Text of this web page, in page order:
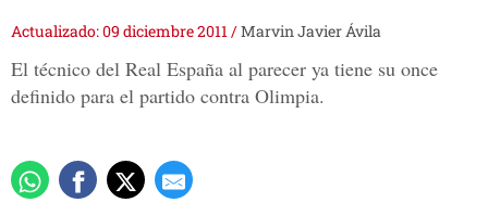
Actualizado: 09 diciembre 2011/Marvin Javier Ávila
El técnico del Real España al parecer ya tiene su once
definido para el partido contra Olimpia.